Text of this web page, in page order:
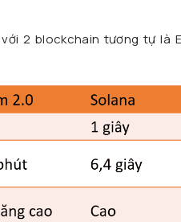
2 blockchain tương tự là